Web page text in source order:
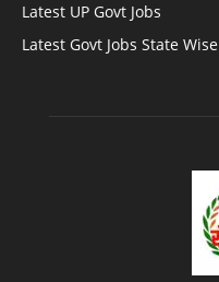
Latest UP Govt Jobs
Latest Govt Jobs State Wise